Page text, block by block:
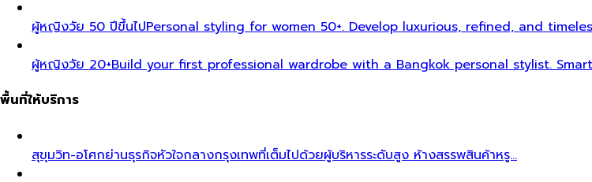
ผู้หญิงวัย 50 ปีขึ้นไปPersonal styling for women 50+. Develop luxurious, refined, and
ผู้หญิงวัย 20+Build your first professional wardrobe with a Bangkok personal stylist.
พื้นที่ให้บริการ
สุขุมวิท-อโศกย่านธุรกิจหัวใจกลางกรุงเทพที่เต็มไปด้วยผู้บริหารระดับสูง ห้างสรรพสินค้าหรู…